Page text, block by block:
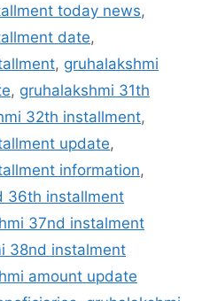
today news,
date,
, gruhalakshmi
, gruhalakshmi 31th
32th installment,
update,
information,
36th installment
37nd instalment
38nd instalment
amount update